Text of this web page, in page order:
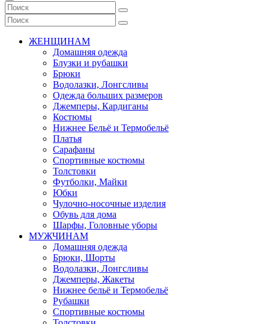
ЖЕНЩИНАМ
Домашняя одежда
Блузки и рубашки
Брюки
Водолазки, Лонгсливы
Одежда больших размеров
Джемперы, Кардиганы
Костюмы
Нижнее Бельё и Термобельё
Платья
Сарафаны
Спортивные костюмы
Толстовки
Футболки, Майки
Юбки
Чулочно-носочные изделия
Обувь для дома
Шарфы, Головные уборы
МУЖЧИНАМ
Домашняя одежда
Брюки, Шорты
Водолазки, Лонгсливы
Джемперы, Жакеты
Нижнее бельё и Термобельё
Рубашки
Спортивные костюмы